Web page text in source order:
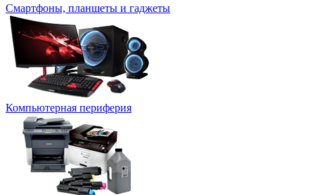
Смартфоны, планшеты и гаджеты
Компьютерная периферия